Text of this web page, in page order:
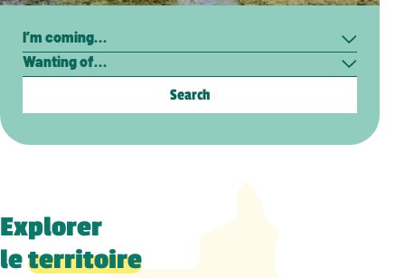
Search
Explorer
leterritoire